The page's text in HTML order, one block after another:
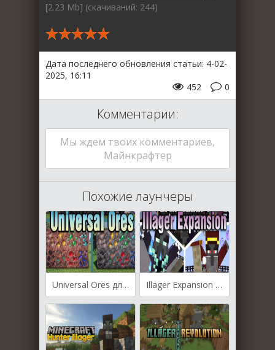
[2.23 Mb] (cкачиваний: 244)
Дата последнего обновления статьи: 4-02-
2025, 16:11
0
452
Комментарии:
Мы ждем твоих комментариев,
Майнкрафтер
Похожие лаунчеры
Universal Ores для Майнкрафт [1.21.4, 1.21.1, 1.20.1] Illager Expansion для Майнкрафт [1.19.2, 1.18.2]